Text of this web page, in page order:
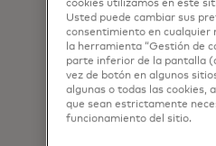
cookies utilizamos en este
Usted puede cambiar sus
consentimiento en cualquier
la herramienta “Gestión de
parte inferior de la pantalla
vez de botón en algunos
algunas o todas las cookies,
que sean estrictamente
funcionamiento del sitio.